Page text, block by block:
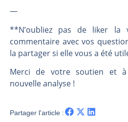
—
**N’oubliez pas de liker la
commentaire avec vos
la partager si elle vous a été
Merci de votre soutien et
nouvelle analyse !
Partager l'article :